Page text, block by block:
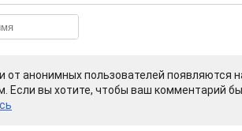
от анонимных пользователей появляются
Если вы хотите, чтобы ваш комментарий